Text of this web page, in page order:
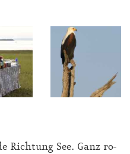
Rich­tung See. Ganz ro­